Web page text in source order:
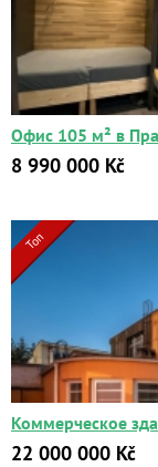
Офис 105 м² в
8 990 000 Kč
Топ
Коммерческое
22 000 000 Kč